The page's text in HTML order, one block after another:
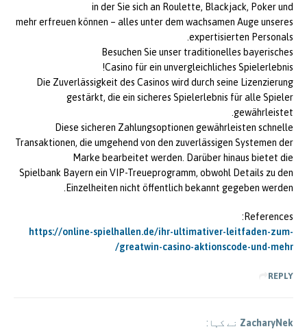
in der Sie sich an Roulette, Blackjack, Poker und
mehr erfreuen können – alles unter dem wachsamen Auge unseres
expertisierten Personals.
Besuchen Sie unser traditionelles bayerisches
Casino für ein unvergleichliches Spielerlebnis!
Die Zuverlässigkeit des Casinos wird durch seine Lizenzierung
gestärkt, die ein sicheres Spielerlebnis für alle Spieler
gewährleistet.
Diese sicheren Zahlungsoptionen gewährleisten schnelle
Transaktionen, die umgehend von den zuverlässigen Systemen der
Marke bearbeitet werden. Darüber hinaus bietet die
Spielbank Bayern ein VIP-Treueprogramm, obwohl Details zu den
Einzelheiten nicht öffentlich bekannt gegeben werden.
References:
https://online-spielhallen.de/ihr-ultimativer-leitfaden-zum-
greatwin-casino-aktionscode-und-mehr/
REPLY
ZacharyNek نے کہا: